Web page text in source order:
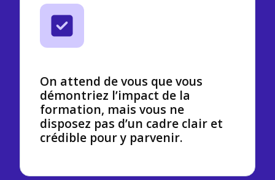
On attend de vous que vous
démontriez l’impact de la
formation, mais vous ne
disposez pas d’un cadre clair et
crédible pour y parvenir.